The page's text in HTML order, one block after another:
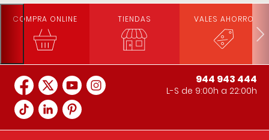
COMPRA ONLINE TIENDAS VALES AHORRO
944 943 444
L-S de 9:00h a 22:00h